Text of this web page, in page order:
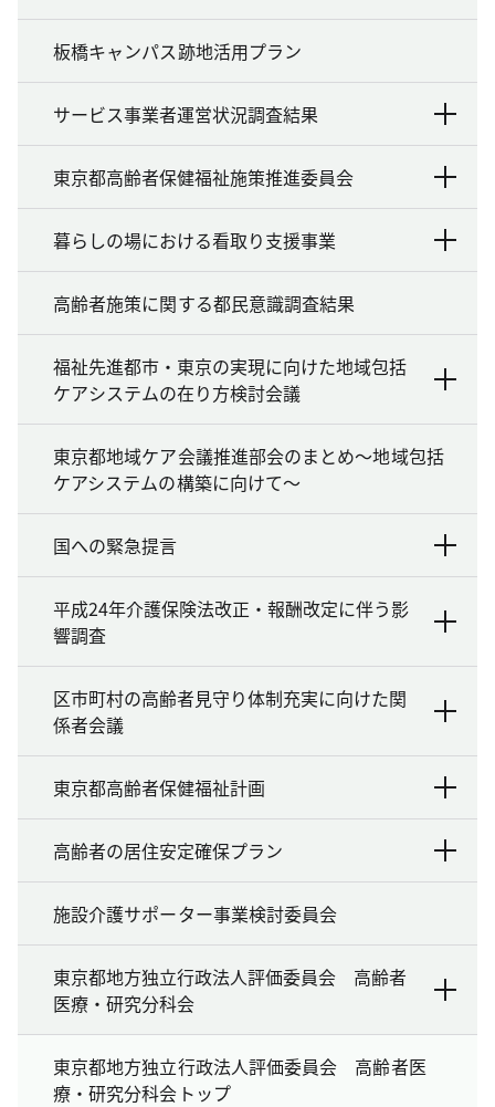
板橋キャンパス跡地活用プラン
サービス事業者運営状況調査結果
東京都高齢者保健福祉施策推進委員会
暮らしの場における看取り支援事業
高齢者施策に関する都民意識調査結果
福祉先進都市・東京の実現に向けた地域包括
ケアシステムの在り方検討会議
東京都地域ケア会議推進部会のまとめ～地域包括
ケアシステムの構築に向けて～
国への緊急提言
平成24年介護保険法改正・報酬改定に伴う影
響調査
区市町村の高齢者見守り体制充実に向けた関
係者会議
東京都高齢者保健福祉計画
高齢者の居住安定確保プラン
施設介護サポーター事業検討委員会
東京都地方独立行政法人評価委員会 高齢者
医療・研究分科会
東京都地方独立行政法人評価委員会 高齢者医
療・研究分科会トップ